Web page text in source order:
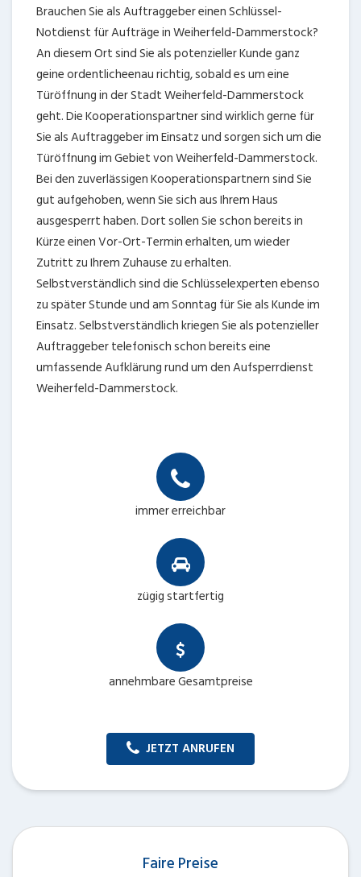
Brauchen Sie als Auftraggeber einen Schlüssel-
Notdienst für Aufträge in Weiherfeld-Dammerstock?
An diesem Ort sind Sie als potenzieller Kunde ganz
geine ordentlicheenau richtig, sobald es um eine
Türöffnung in der Stadt Weiherfeld-Dammerstock
geht. Die Kooperationspartner sind wirklich gerne für
Sie als Auftraggeber im Einsatz und sorgen sich um die
Türöffnung im Gebiet von Weiherfeld-Dammerstock.
Bei den zuverlässigen Kooperationspartnern sind Sie
gut aufgehoben, wenn Sie sich aus Ihrem Haus
ausgesperrt haben. Dort sollen Sie schon bereits in
Kürze einen Vor-Ort-Termin erhalten, um wieder
Zutritt zu Ihrem Zuhause zu erhalten.
Selbstverständlich sind die Schlüsselexperten ebenso
zu später Stunde und am Sonntag für Sie als Kunde im
Einsatz. Selbstverständlich kriegen Sie als potenzieller
Auftraggeber telefonisch schon bereits eine
umfassende Aufklärung rund um den Aufsperrdienst
Weiherfeld-Dammerstock.
immer erreichbar
zügig startfertig
annehmbare Gesamtpreise
JETZT ANRUFEN
Faire Preise